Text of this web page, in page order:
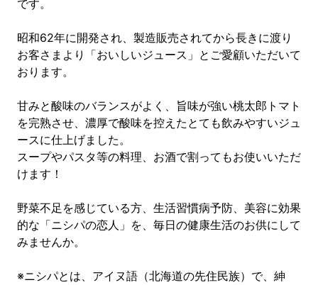
です。
昭和62年に開発され、製造販売されてから長きに渡り
お客さまより「おいしいジュース」とご愛顧いただいて
おります。
甘みと酸味のバランスがよく、旨味が強い桃太郎トマト
を完熟させ、濃厚で酸味を控えたとても飲みやすいジュ
ースに仕上げました。
スープやパスタ等の料理、お酒で割ってもお使いいただ
けます！
野菜不足を感じている方、生活習慣病予防、美容に効果
的な「ニシパの恋人」を、毎日の健康生活のお供にして
みませんか。
※ニシパとは、アイヌ語（北海道の先住民族）で、紳